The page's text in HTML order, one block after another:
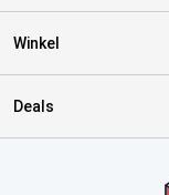
Winkel
Deals